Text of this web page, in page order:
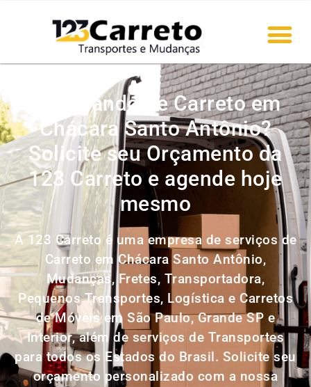
Precisando de Carreto em
Chácara Santo Antônio?
Solicite seu Orçamento da
123 Carreto e agende hoje
mesmo
A 123 Carreto é uma empresa de serviços de
Carreto em Chácara Santo Antônio,
Mudanças, Fretes, Transportadora,
Pequenos Transportes, Logística e Carretos
de Móveis em São Paulo, Grande SP e
Interior, além de serviços de Transportes
para todos os Estados do Brasil. Solicite seu
orçamento personalizado com a nossa